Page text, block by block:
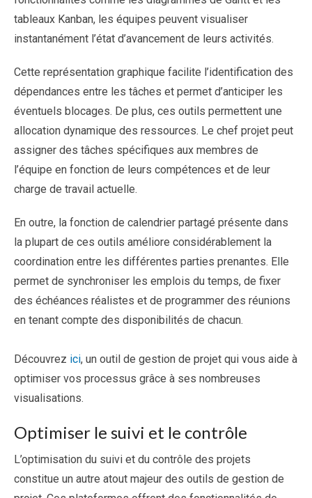
tableaux Kanban, les équipes peuvent visualiser
instantanément l’état d’avancement de leurs activités.
Cette représentation graphique facilite l’identification des
dépendances entre les tâches et permet d’anticiper les
éventuels blocages. De plus, ces outils permettent une
allocation dynamique des ressources. Le chef projet peut
assigner des tâches spécifiques aux membres de
l’équipe en fonction de leurs compétences et de leur
charge de travail actuelle.
En outre, la fonction de calendrier partagé présente dans
la plupart de ces outils améliore considérablement la
coordination entre les différentes parties prenantes. Elle
permet de synchroniser les emplois du temps, de fixer
des échéances réalistes et de programmer des réunions
en tenant compte des disponibilités de chacun.
Découvrez ici, un outil de gestion de projet qui vous aide à
optimiser vos processus grâce à ses nombreuses
visualisations.
Optimiser le suivi et le contrôle
L’optimisation du suivi et du contrôle des projets
constitue un autre atout majeur des outils de gestion de